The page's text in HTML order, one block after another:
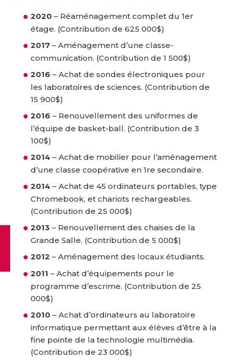
2020 – Réaménagement complet du 1er
étage. (Contribution de 625 000$)
2017 – Aménagement d’une classe-
communication. (Contribution de 1 500$)
2016 – Achat de sondes électroniques pour
les laboratoires de sciences. (Contribution de
15 900$)
2016 – Renouvellement des uniformes de
l’équipe de basket-ball. (Contribution de 3
100$)
2014 – Achat de mobilier pour l’aménagement
d’une classe coopérative en 1re secondaire.
2014 – Achat de 45 ordinateurs portables, type
Chromebook, et chariots rechargeables.
(Contribution de 25 000$)
2013 – Renouvellement des chaises de la
Grande Salle. (Contribution de 5 000$)
2012 – Aménagement des locaux étudiants.
2011 – Achat d’équipements pour le
programme d’escrime. (Contribution de 25
000$)
2010 – Achat d’ordinateurs au laboratoire
informatique permettant aux élèves d’être à la
fine pointe de la technologie multimédia.
(Contribution de 23 000$)